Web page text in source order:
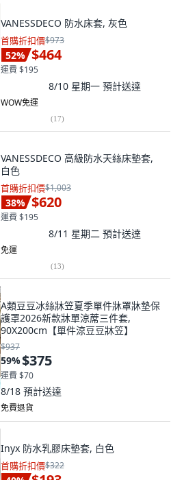
VANESSDECO 防水床套, 灰色
首購折扣價$973
52% $464
運費 $195
8/10 星期一 預計送達
WOW免運
(17)
VANESSDECO 高級防水天絲床墊套,
白色
首購折扣價$1,003
38% $620
運費 $195
8/11 星期二 預計送達
免運
(13)
A類豆豆冰絲牀笠夏季單件牀罩牀墊保
護罩2026新款牀單涼蓆三件套,
90X200cm【單件涼豆豆牀笠】
$937
59%$375
運費 $70
8/18 預計送達
免費退貨
Inyx 防水乳膠床墊套, 白色
首購折扣價$322